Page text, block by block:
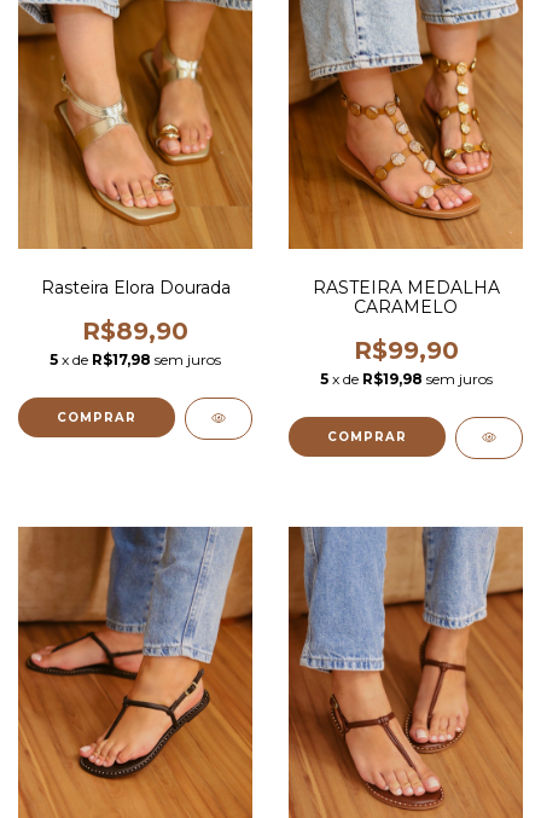
Rasteira Elora Dourada
R$89,90
5 x de R$17,98 sem juros
COMPRAR
RASTEIRA MEDALHA
CARAMELO
R$99,90
5 x de R$19,98 sem juros
COMPRAR